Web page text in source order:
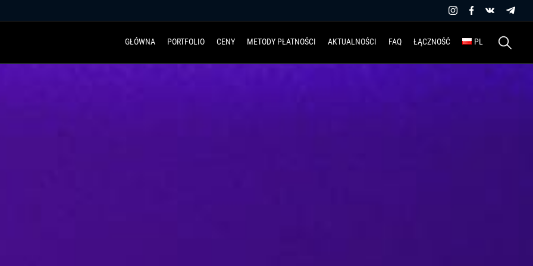
GŁÓWNA PORTFOLIO CENY METODY PŁATNOŚCI AKTUALNOŚCI FAQ ŁĄCZNOŚĆ PL Szukaj: